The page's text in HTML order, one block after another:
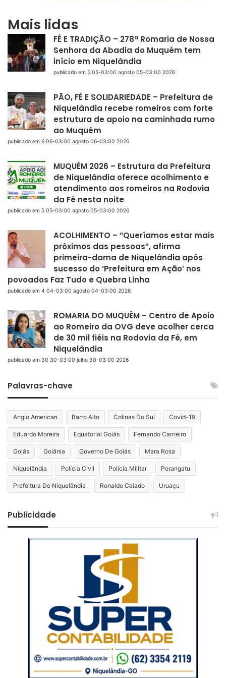
Mais lidas
FÉ E TRADIÇÃO – 278ª Romaria de Nossa
Senhora da Abadia do Muquém tem
início em Niquelândia
publicado em 5 05-03:00 agosto 05-03:00 2026
PÃO, FÉ E SOLIDARIEDADE – Prefeitura de
Niquelândia recebe romeiros com forte
estrutura de apoio na caminhada rumo
ao Muquém
publicado em 6 06-03:00 agosto 06-03:00 2026
MUQUÉM 2026 – Estrutura da Prefeitura
de Niquelândia oferece acolhimento e
atendimento aos romeiros na Rodovia
da Fé nesta noite
publicado em 5 05-03:00 agosto 05-03:00 2026
ACOLHIMENTO – “Queríamos estar mais
próximos das pessoas”, afirma
primeira-dama de Niquelândia após
sucesso do ‘Prefeitura em Ação’ nos
povoados Faz Tudo e Quebra Linha
publicado em 4 04-03:00 agosto 04-03:00 2026
ROMARIA DO MUQUÉM – Centro de Apoio
ao Romeiro da OVG deve acolher cerca
de 30 mil fiéis na Rodovia da Fé, em
Niquelândia
publicado em 30 30-03:00 julho 30-03:00 2026
Palavras-chave
Anglo American Barro Alto Colinas Do Sul Covid-19
Eduardo Moreira Equatorial Goiás Fernando Carneiro
Goiás Goiânia Governo De Goiás Mara Rosa
Niquelândia Polícia Civil Polícia Militar Porangatu
Prefeitura De Niquelândia Ronaldo Caiado Uruaçu
Publicidade